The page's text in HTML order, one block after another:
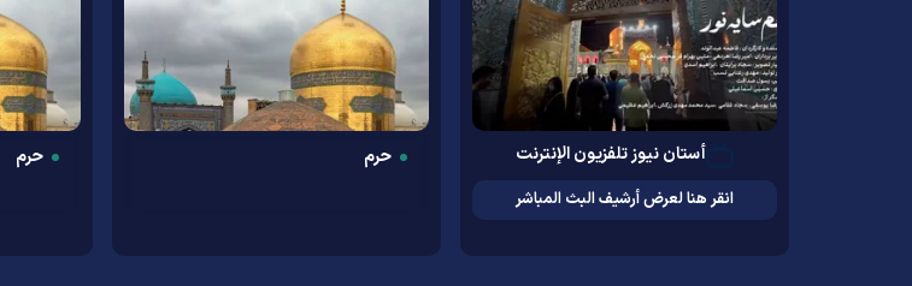
أستان نيوز تلفزيون الإنترنت
انقر هنا لعرض أرشيف البث المباشر
حرم حرم